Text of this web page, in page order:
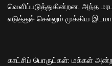
வெளிப்படுத்துகின்றன. அந்த
எடுத்துச் செல்லும் முக்கிய
​காட்சிப் பொருட்கள்: மக்கள்